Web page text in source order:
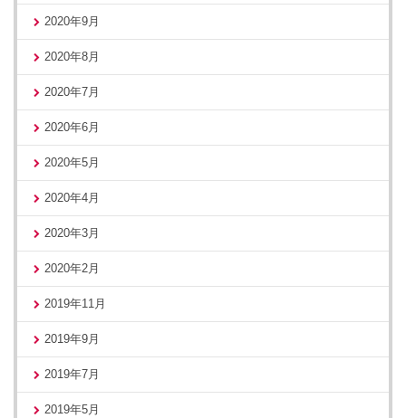
2020年9月
2020年8月
2020年7月
2020年6月
2020年5月
2020年4月
2020年3月
2020年2月
2019年11月
2019年9月
2019年7月
2019年5月